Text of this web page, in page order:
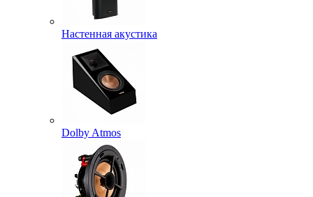
Настенная акустика
Dolby Atmos